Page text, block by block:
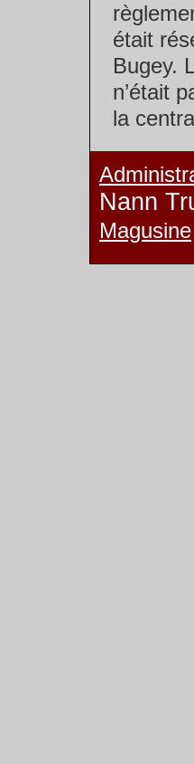
était
Bugey.
n’était
la
Nann
Magusine